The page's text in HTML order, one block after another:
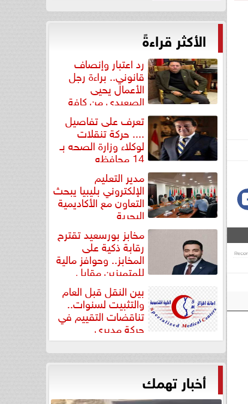
الأكثر قراءةً
رد اعتبار وإنصاف
قانوني.. براءة رجل
الأعمال يحيى
الصعيدي من كافة
التهم... تعرف على تفاصيل
.... حركة تنقلات
لوكلاء وزارة الصحه بـ
14 محافظه
مدير التعليم
الإلكتروني بليبيا يبحث
التعاون مع الأكاديمية
البحرية
مخابز بورسعيد تقترح
رقابة ذكية على
المخابز.. وحوافز مالية
للمتميزين مقابل
بين النقل قبل العام
والتثبيت لسنوات..
تناقضات التقييم في
حركة مديري
”مستشفيات...
أخبار تهمك